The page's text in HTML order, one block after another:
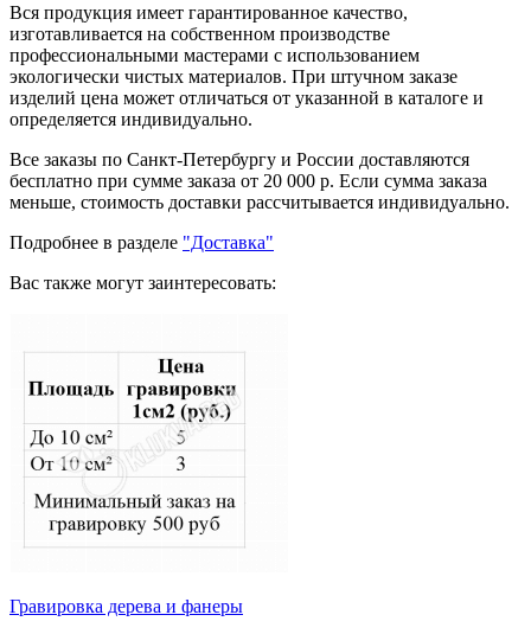
Вся продукция имеет гарантированное качество,
изготавливается на собственном производстве
профессиональными мастерами с использованием
экологически чистых материалов. При штучном заказе
изделий цена может отличаться от указанной в каталоге и
определяется индивидуально.
Все заказы по Санкт-Петербургу и России доставляются
бесплатно при сумме заказа от 20 000 р. Если сумма заказа
меньше, стоимость доставки рассчитывается индивидуально.
Подробнее в разделе "Доставка"
Вас также могут заинтересовать:
Гравировка дерева и фанеры